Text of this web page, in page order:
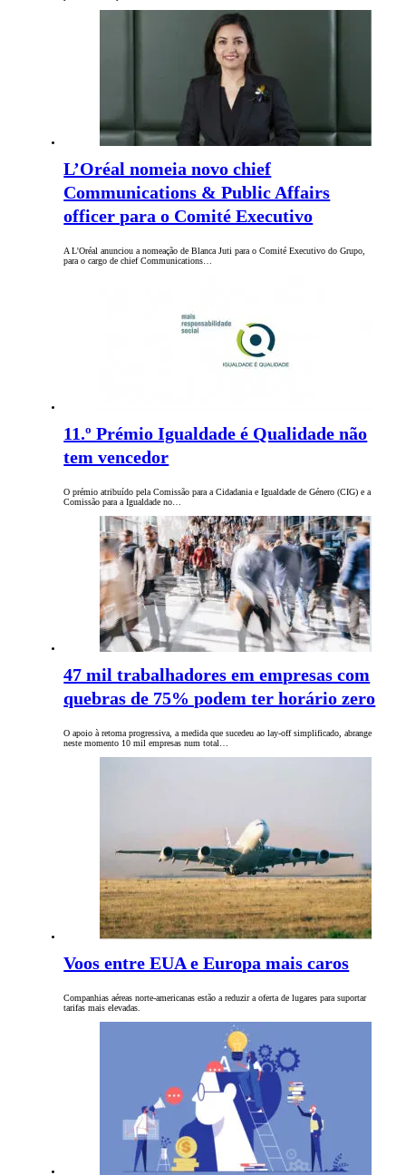
L’Oréal nomeia novo chief
Communications & Public Affairs
officer para o Comité Executivo
A L'Oréal anunciou a nomeação de Blanca Juti para o Comité Executivo do Grupo,
para o cargo de chief Communications…
11.º Prémio Igualdade é Qualidade não
tem vencedor
O prémio atribuído pela Comissão para a Cidadania e Igualdade de Género (CIG) e a
Comissão para a Igualdade no…
47 mil trabalhadores em empresas com
quebras de 75% podem ter horário zero
O apoio à retoma progressiva, a medida que sucedeu ao lay-off simplificado, abrange
neste momento 10 mil empresas num total…
Voos entre EUA e Europa mais caros
Companhias aéreas norte-americanas estão a reduzir a oferta de lugares para suportar
tarifas mais elevadas.